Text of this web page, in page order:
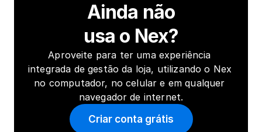
Ainda não
usa o Nex?
Aproveite para ter uma experiência
integrada de gestão da loja, utilizando o Nex
no computador, no celular e em qualquer
navegador de internet.
Criar conta grátis